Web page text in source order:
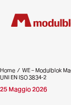
main
content
Home / WE – Modulblok
UNI EN ISO 3834-2
25 Maggio 2026